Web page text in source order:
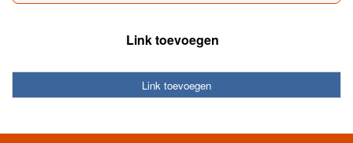
Link toevoegen
Link toevoegen